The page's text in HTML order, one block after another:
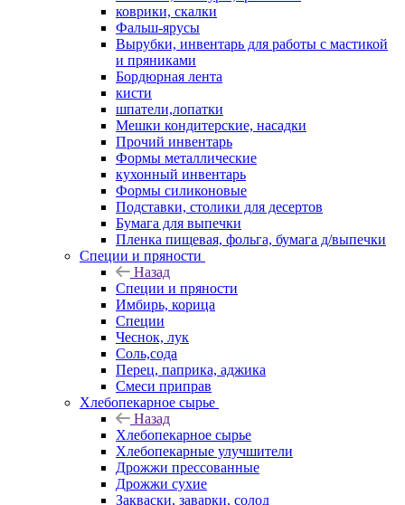
коврики, скалки
Фальш-ярусы
Вырубки, инвентарь для работы с мастикой
и пряниками
Бордюрная лента
кисти
шпатели,лопатки
Мешки кондитерские, насадки
Прочий инвентарь
Формы металлические
кухонный инвентарь
Формы силиконовые
Подставки, столики для десертов
Бумага для выпечки
Пленка пищевая, фольга, бумага д/выпечки
Специи и пряности
Назад
Специи и пряности
Имбирь, корица
Специи
Чеснок, лук
Соль,сода
Перец, паприка, аджика
Смеси приправ
Хлебопекарное сырье
Назад
Хлебопекарное сырье
Хлебопекарные улучшители
Дрожжи прессованные
Дрожжи сухие
Закваски, заварки, солод